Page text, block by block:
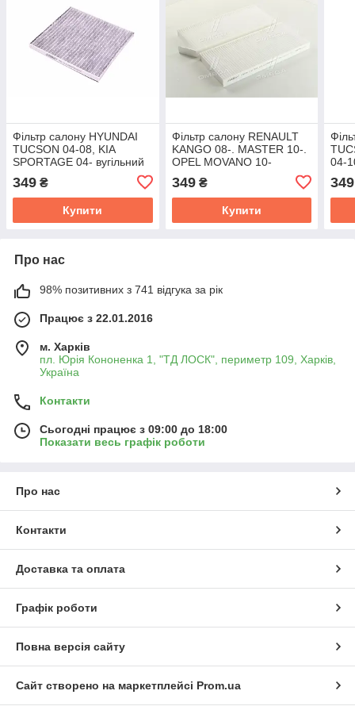
Фільтр салону HYUNDAI
TUCSON 04-08, KIA
SPORTAGE 04- вугільний
(RIDER) RD.61J6WP9302C
349 ₴
Купити
Фільтр салону RENAULT
KANGO 08-. MASTER 10-.
OPEL MOVANO 10-
(RIDER) RD.61J6WP9336
349₴
Купити
04-
349
Про нас
98% позитивних з 741 відгука за рік
Працює з 22.01.2016
м. Харків
пл. Юрія Кононенка 1, "ТД ЛОСК", периметр 109, Харків,
Україна
Контакти
Сьогодні працює з 09:00 до 18:00
Показати весь графік роботи
Про нас
Контакти
Доставка та оплата
Графік роботи
Повна версія сайту
Сайт створено на маркетплейсі Prom.ua